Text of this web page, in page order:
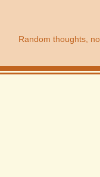
Random thoughts,